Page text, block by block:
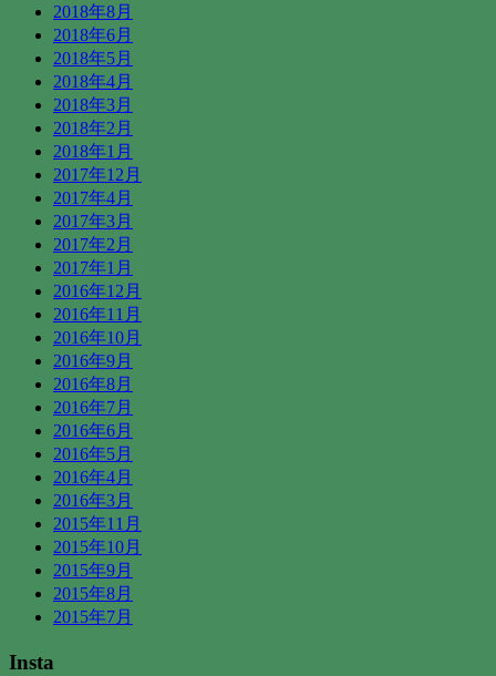
2018年8月
2018年6月
2018年5月
2018年4月
2018年3月
2018年2月
2018年1月
2017年12月
2017年4月
2017年3月
2017年2月
2017年1月
2016年12月
2016年11月
2016年10月
2016年9月
2016年8月
2016年7月
2016年6月
2016年5月
2016年4月
2016年3月
2015年11月
2015年10月
2015年9月
2015年8月
2015年7月
Insta